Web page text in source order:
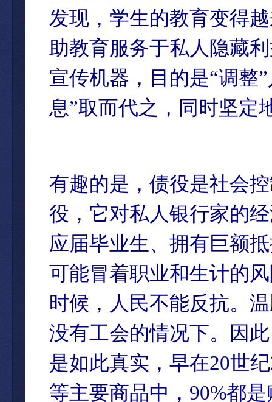
发现，学生的教育变得
助教育服务于私人隐藏
宣传机器，目的是“调整
息”取而代之，同时坚定
有趣的是，债役是社会
役，它对私人银行家的
应届毕业生、拥有巨额
可能冒着职业和生计的
时候，人民不能反抗。
没有工会的情况下。因
是如此真实，早在20世
等主要商品中，90%都